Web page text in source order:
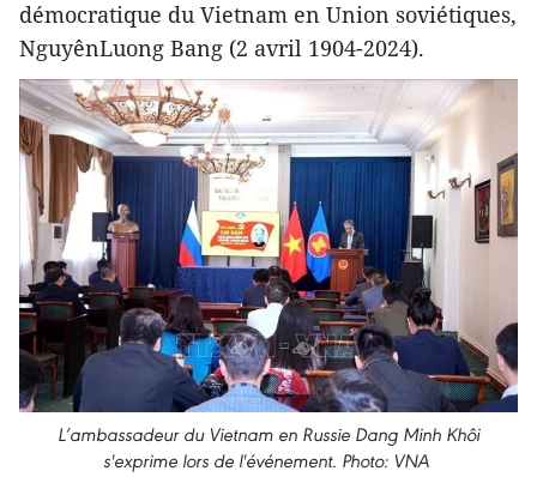
démocratique du Vietnam en Union soviétiques,
NguyênLuong Bang (2 avril 1904-2024).
L’ambassadeur du Vietnam en Russie Dang Minh Khôi
s'exprime lors de l'événement. Photo: VNA